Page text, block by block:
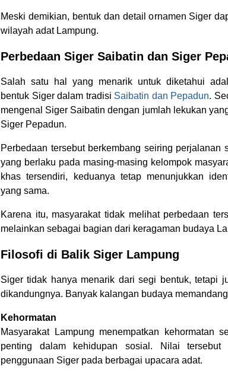
Meski demikian, bentuk dan detail ornamen Siger
wilayah adat Lampung.
Perbedaan Siger Saibatin dan Siger
Salah satu hal yang menarik untuk diketahui
bentuk Siger dalam tradisi Saibatin dan Pepadun.
mengenal Siger Saibatin dengan jumlah lekukan
Siger Pepadun.
Perbedaan tersebut berkembang seiring perjalanan
yang berlaku pada masing-masing kelompok
khas tersendiri, keduanya tetap menunjukkan
yang sama.
Karena itu, masyarakat tidak melihat perbedaan
melainkan sebagai bagian dari keragaman budaya
Filosofi di Balik Siger Lampung
Siger tidak hanya menarik dari segi bentuk, tetapi
dikandungnya. Banyak kalangan budaya
Kehormatan
Masyarakat Lampung menempatkan kehormatan
penting dalam kehidupan sosial. Nilai tersebut
penggunaan Siger pada berbagai upacara adat.